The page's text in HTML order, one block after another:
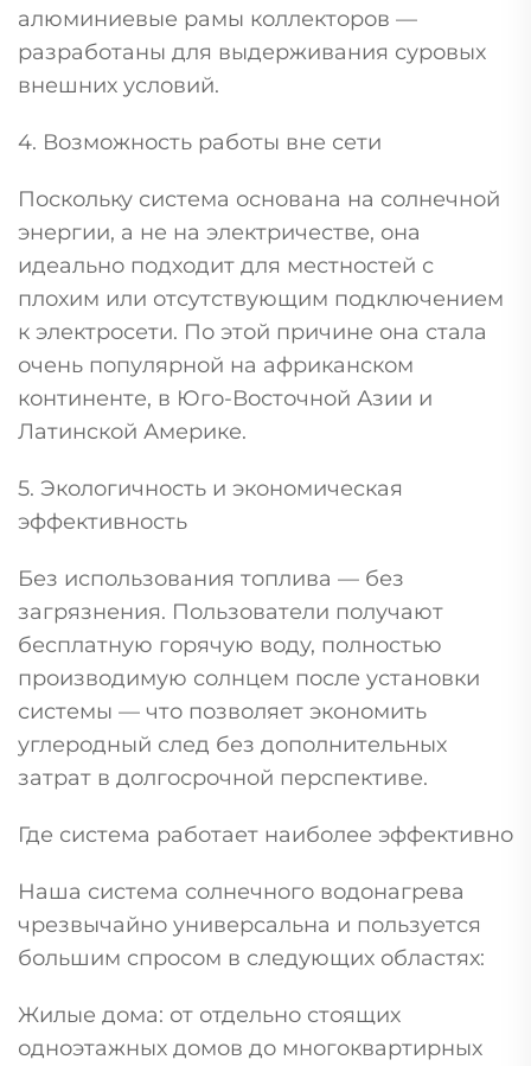
алюминиевые рамы коллекторов —
разработаны для выдерживания суровых
внешних условий.
4. Возможность работы вне сети
Поскольку система основана на солнечной
энергии, а не на электричестве, она
идеально подходит для местностей с
плохим или отсутствующим подключением
к электросети. По этой причине она стала
очень популярной на африканском
континенте, в Юго-Восточной Азии и
Латинской Америке.
5. Экологичность и экономическая
эффективность
Без использования топлива — без
загрязнения. Пользователи получают
бесплатную горячую воду, полностью
производимую солнцем после установки
системы — что позволяет экономить
углеродный след без дополнительных
затрат в долгосрочной перспективе.
Где система работает наиболее эффективно
Наша система солнечного водонагрева
чрезвычайно универсальна и пользуется
большим спросом в следующих областях:
Жилые дома: от отдельно стоящих
одноэтажных домов до многоквартирных